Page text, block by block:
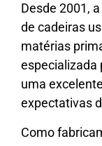
Desde 2001,
de cadeiras
matérias
especializada
uma
expectativas
Como